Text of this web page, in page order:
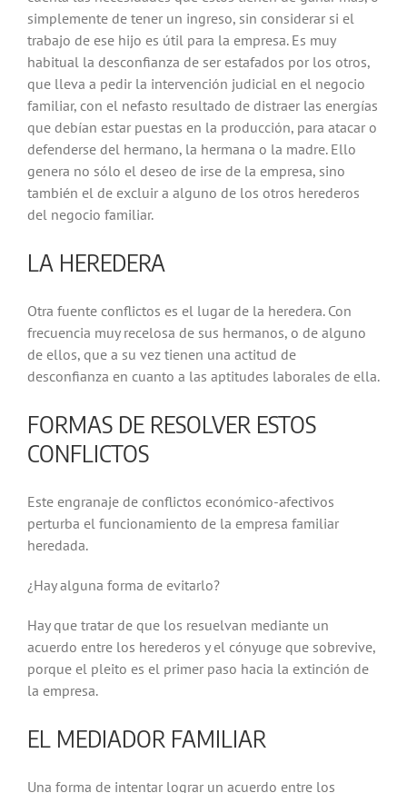
simplemente de tener un ingreso, sin considerar si el
trabajo de ese hijo es útil para la empresa. Es muy
habitual la desconfianza de ser estafados por los otros,
que lleva a pedir la intervención judicial en el negocio
familiar, con el nefasto resultado de distraer las energías
que debían estar puestas en la producción, para atacar o
defenderse del hermano, la hermana o la madre. Ello
genera no sólo el deseo de irse de la empresa, sino
también el de excluir a alguno de los otros herederos
del negocio familiar.
LA HEREDERA
Otra fuente conflictos es el lugar de la heredera. Con
frecuencia muy recelosa de sus hermanos, o de alguno
de ellos, que a su vez tienen una actitud de
desconfianza en cuanto a las aptitudes laborales de ella.
FORMAS DE RESOLVER ESTOS
CONFLICTOS
Este engranaje de conflictos económico-afectivos
perturba el funcionamiento de la empresa familiar
heredada.
¿Hay alguna forma de evitarlo?
Hay que tratar de que los resuelvan mediante un
acuerdo entre los herederos y el cónyuge que sobrevive,
porque el pleito es el primer paso hacia la extinción de
la empresa.
EL MEDIADOR FAMILIAR
Una forma de intentar lograr un acuerdo entre los